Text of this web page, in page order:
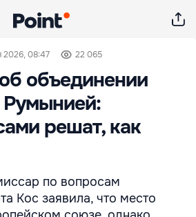
2026, 08:47 22 065
объединении
решат, как
по вопросам
Кос заявила, что место